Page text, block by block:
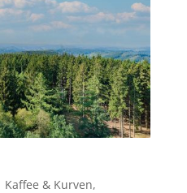
Kaffee & Kurven,